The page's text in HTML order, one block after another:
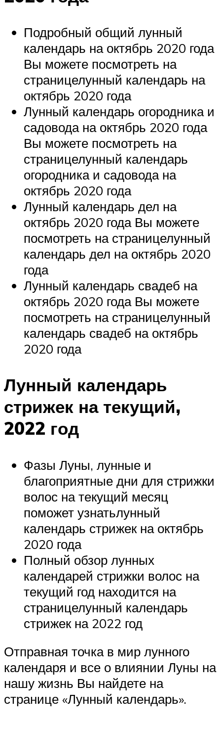
Подробный общий лунный
календарь на октябрь 2020 года
Вы можете посмотреть на
страницелунный календарь на
октябрь 2020 года
Лунный календарь огородника и
садовода на октябрь 2020 года
Вы можете посмотреть на
страницелунный календарь
огородника и садовода на
октябрь 2020 года
Лунный календарь дел на
октябрь 2020 года Вы можете
посмотреть на страницелунный
календарь дел на октябрь 2020
года
Лунный календарь свадеб на
октябрь 2020 года Вы можете
посмотреть на страницелунный
календарь свадеб на октябрь
2020 года
Лунный календарь
стрижек на текущий,
2022 год
Фазы Луны, лунные и
благоприятные дни для стрижки
волос на текущий месяц
поможет узнатьлунный
календарь стрижек на октябрь
2020 года
Полный обзор лунных
календарей стрижки волос на
текущий год находится на
страницелунный календарь
стрижек на 2022 год
Отправная точка в мир лунного
календаря и все о влиянии Луны на
нашу жизнь Вы найдете на
странице «Лунный календарь».